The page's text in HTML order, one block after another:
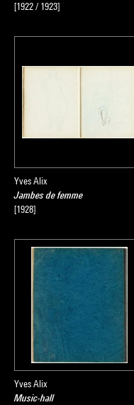
[1922 / 1923]
Yves Alix
Jambes de femme
[1928]
Yves Alix
Music-hall